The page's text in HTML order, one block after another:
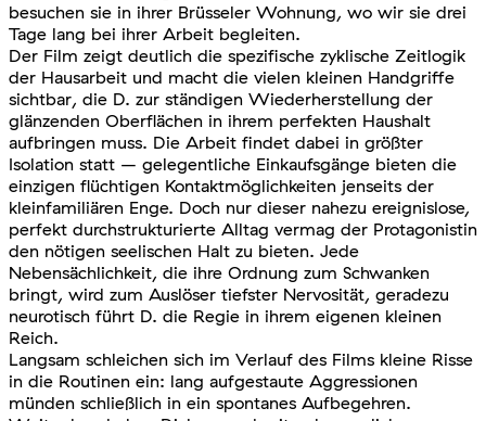
besuchen sie in ihrer Brüsseler Wohnung, wo wir sie drei
Tage lang bei ihrer Arbeit begleiten.
Der Film zeigt deutlich die spezifische zyklische Zeitlogik
der Hausarbeit und macht die vielen kleinen Handgriffe
sichtbar, die D. zur ständigen Wiederherstellung der
glänzenden Oberflächen in ihrem perfekten Haushalt
aufbringen muss. Die Arbeit findet dabei in größter
Isolation statt – gelegentliche Einkaufsgänge bieten die
einzigen flüchtigen Kontaktmöglichkeiten jenseits der
kleinfamiliären Enge. Doch nur dieser nahezu ereignislose,
perfekt durchstrukturierte Alltag vermag der Protagonistin
den nötigen seelischen Halt zu bieten. Jede
Nebensächlichkeit, die ihre Ordnung zum Schwanken
bringt, wird zum Auslöser tiefster Nervosität, geradezu
neurotisch führt D. die Regie in ihrem eigenen kleinen
Reich.
Langsam schleichen sich im Verlauf des Films kleine Risse
in die Routinen ein: lang aufgestaute Aggressionen
münden schließlich in ein spontanes Aufbegehren.